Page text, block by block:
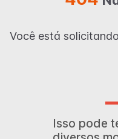
Você está
Isso pode